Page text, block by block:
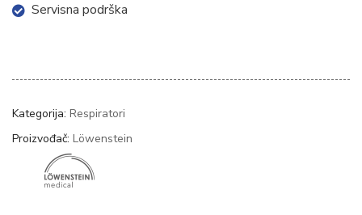
Servisna podrška
Kategorija: Respiratori
Proizvođač: Löwenstein